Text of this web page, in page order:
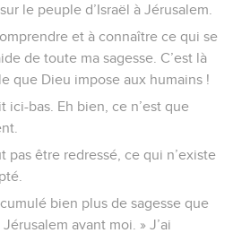
le peuple d’Israël à Jérusalem.
et à connaître ce qui se
de toute ma sagesse. C’est là
que Dieu impose aux humains !
ici-bas. Eh bien, ce n’est que
pas être redressé, ce qui n’existe
bien plus de sagesse que
avant moi. » J’ai